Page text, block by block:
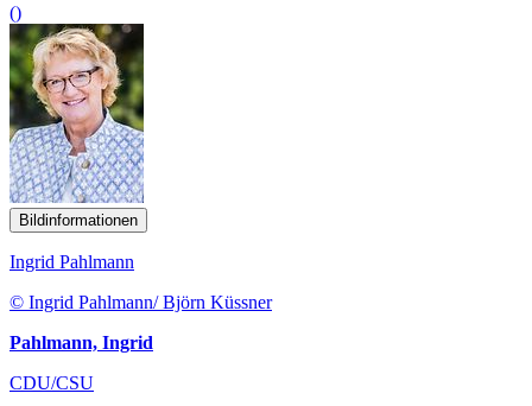
()
Bildinformationen
Ingrid Pahlmann
© Ingrid Pahlmann/ Björn Küssner
Pahlmann, Ingrid
CDU/CSU